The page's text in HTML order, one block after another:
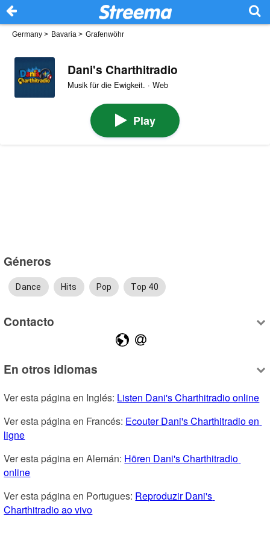
Germany > Bavaria > Grafenwöhr
Dani's Charthitradio
Musik für die Ewigkeit. · Web
Play
Géneros
Dance Hits Pop Top 40
Contacto
En otros idiomas
Ver esta página en Inglés: Listen Dani's Charthitradio online
Ver esta página en Francés: Ecouter Dani's Charthitradio en
ligne
Ver esta página en Alemán: Hören Dani's Charthitradio
online
Ver esta página en Portugues: Reproduzir Dani's
Charthitradio ao vivo